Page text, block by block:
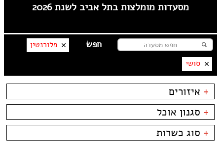
מסעדות מומלצות בתל אביב לשנת 2026
פלורנטין
סושי
+ איזורים
----
פלורנטין
טיילת תל אביב
צפון תל אביב
+ סגנון אוכל
בשרים
דגים
ביסטרו
+ סוג כשרות